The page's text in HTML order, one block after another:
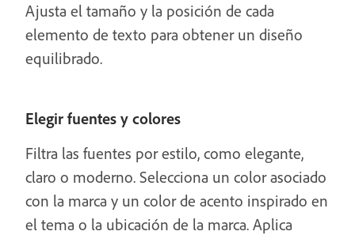
Ajusta el tamaño y la posición de cada
elemento de texto para obtener un diseño
equilibrado.
Elegir fuentes y colores
Filtra las fuentes por estilo, como elegante,
claro o moderno. Selecciona un color asociado
con la marca y un color de acento inspirado en
el tema o la ubicación de la marca. Aplica